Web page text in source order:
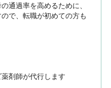
通過率を高めるために、
で、転職が初めての方も
剤師が代行します